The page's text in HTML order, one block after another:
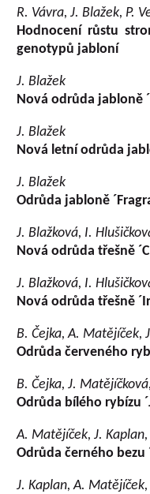
R. Vávra, J. Blažek, P.
Hodnocení růstu
genotypů jabloní
J. Blažek
Nová odrůda jabloně
J. Blažek
Nová letní odrůda
J. Blažek
Odrůda jabloně
J. Blažková, I.
Nová odrůda třešně
J. Blažková, I.
Nová odrůda třešně
B. Čejka, A. Matějíček,
Odrůda červeného
B. Čejka, J.
Odrůda bílého rybízu
A. Matějíček, J.
Odrůda černého bezu
J. Kaplan, A.